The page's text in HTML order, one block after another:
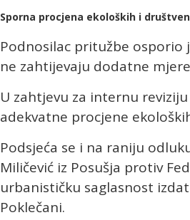
Sporna procjena ekoloških i
Podnosilac pritužbe osporio
ne zahtijevaju dodatne
U zahtjevu za internu
adekvatne procjene
Podsjeća se i na raniju
Miličević iz Posušja protiv
urbanističku saglasnost
Poklečani.